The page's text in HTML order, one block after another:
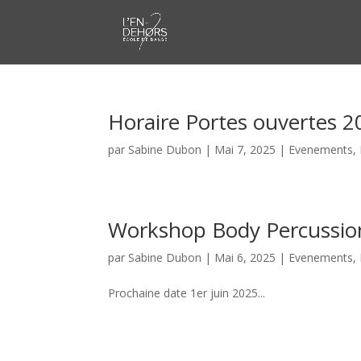
Horaire Portes ouvertes
par Sabine Dubon | Mai 7, 2025 | Evenements,
Workshop Body
par Sabine Dubon | Mai 6, 2025 | Evenements,
Prochaine date 1er juin 2025...